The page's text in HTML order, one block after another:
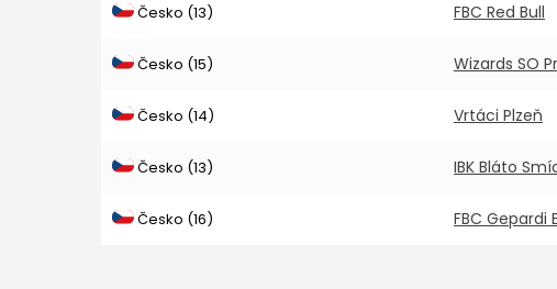
Česko (13) FBC Red Bull
Česko (15) Wizards SO
Česko (14) Vrtáci Plzeň
Česko (13) IBK Bláto
Česko (16) FBC Gepardi